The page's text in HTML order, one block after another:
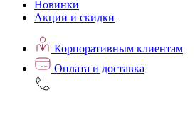
Новинки
Акции и скидки
Корпоративным клиентам
Оплата и доставка